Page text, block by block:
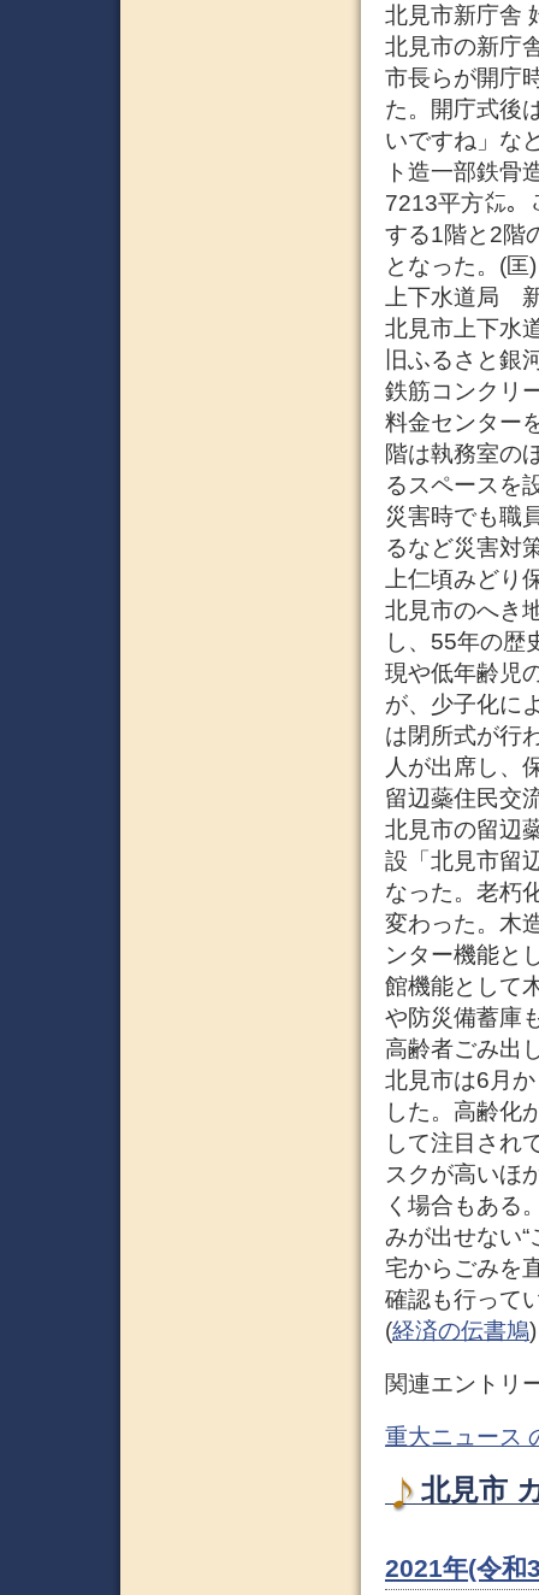
北見市新庁舎
北見市の新庁
市長らが開庁
た。開庁式後
いですね」な
ト造一部鉄骨
7213平方㍍。
する1階と2階
となった。(匡)
上下水道局
北見市上下水
旧ふるさと銀
鉄筋コンクリ
料金センター
階は執務室の
るスペースを
災害時でも職
るなど災害対
上仁頃みど
北見市のへき
し、55年の歴
現や低年齢児
が、少子化に
は閉所式が行
人が出席し、
留辺蘂住民交
北見市の留辺
設「北見市留
なった。老朽
変わった。木
ンター機能と
館機能として
や防災備蓄庫
高齢者ごみ出
北見市は6月
した。高齢化
して注目され
スクが高いほ
く場合もある
みが出せない
宅からごみを
確認も行って
(経済の伝書鳩)
関連エントリ
重大ニュース
北見市
2021年(令和